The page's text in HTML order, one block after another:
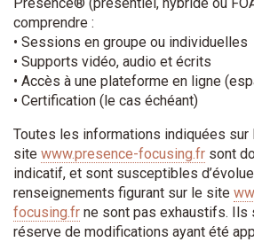
comprendre :
• Sessions en groupe ou individuelles
• Supports vidéo, audio et écrits
• Accès à une plateforme en ligne
• Certification (le cas échéant)
Toutes les informations indiquées sur
site www.presence-focusing.fr sont
indicatif, et sont susceptibles
renseignements figurant sur le site
focusing.fr ne sont pas exhaustifs. Ils
réserve de modifications ayant été